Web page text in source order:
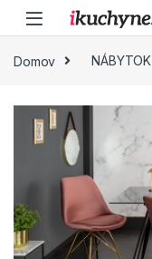
Skip to navigation
Skip to content
Domov NÁBYTOK